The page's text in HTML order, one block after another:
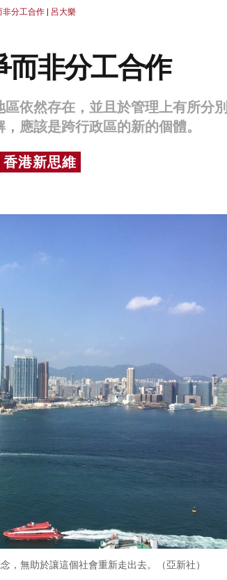
分工合作 | 呂大樂
而非分工合作
依然存在，並且於管理上有所分別
應該是跨行政區的新的個體。
香港新思維
，無助於讓這個社會重新走出去。（亞新社）